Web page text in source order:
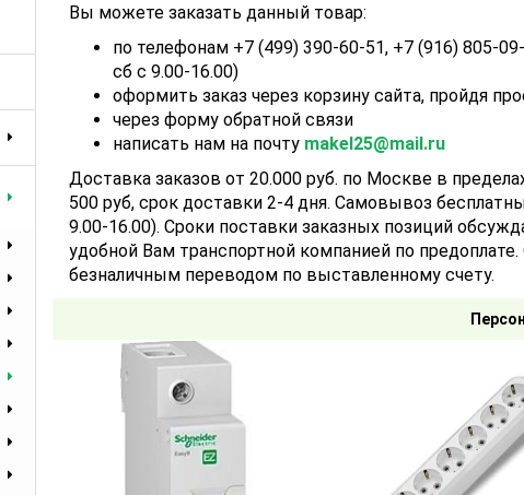
Вы можете заказать данный товар:
по телефонам +7 (499) 390-60-51, +7 (916) 805-
сб с 9.00-16.00)
оформить заказ через корзину сайта, пройдя
через форму обратной связи
написать нам на почту makel25@mail.ru
Доставка заказов от 20.000 руб. по Москве в
500 руб, срок доставки 2-4 дня. Самовывоз
9.00-16.00). Сроки поставки заказных позиций
удобной Вам транспортной компанией по
безналичным переводом по выставленному счету.